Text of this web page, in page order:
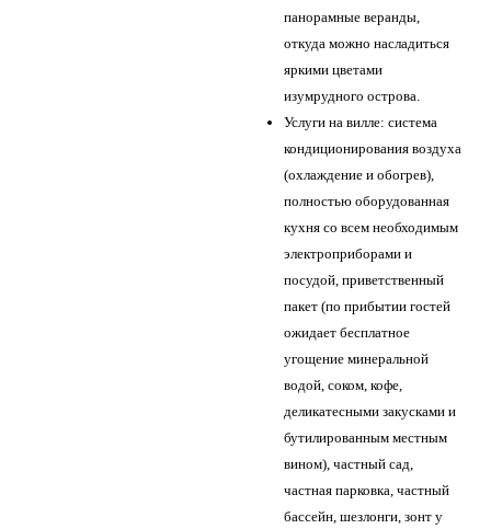
панорамные веранды,
откуда можно насладиться
яркими цветами
изумрудного острова.
Услуги на вилле: система
кондиционирования воздуха
(охлаждение и обогрев),
полностью оборудованная
кухня со всем необходимым
электроприборами и
посудой, приветственный
пакет (по прибытии гостей
ожидает бесплатное
угощение минеральной
водой, соком, кофе,
деликатесными закусками и
бутилированным местным
вином), частный сад,
частная парковка, частный
бассейн, шезлонги, зонт у